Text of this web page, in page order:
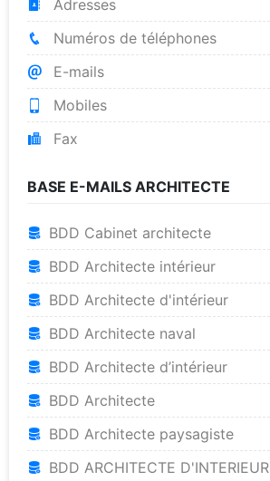
Adresses
Numéros de téléphones
E-mails
Mobiles
Fax
BASE E-MAILS ARCHITECTE
BDD Cabinet architecte
BDD Architecte intérieur
BDD Architecte d'intérieur
BDD Architecte naval
BDD Architecte d’intérieur
BDD Architecte
BDD Architecte paysagiste
BDD ARCHITECTE D'INTERIEUR